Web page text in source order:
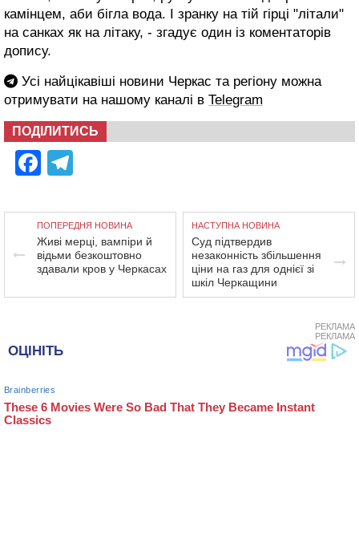
камінцем, аби бігла вода. І зранку на тій гірці "літали"
на санках як на літаку, - згадує один із коментаторів
допису.
Усі найцікавіші новини Черкас та регіону можна
отримувати на нашому каналі в Telegram
ПОДІЛИТИСЬ
Facebook
ПОПЕРЕДНЯ НОВИНА
Живі мерці, вампіри й
відьми безкоштовно
здавали кров у Черкасах
НАСТУПНА НОВИНА
Суд підтвердив
незаконність збільшення
ціни на газ для однієї зі
шкіл Черкащини
РЕКЛАМА
РЕКЛАМА